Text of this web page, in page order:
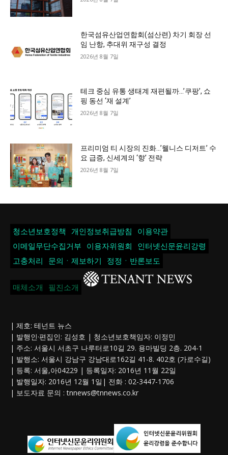
한국섬유산업연합회(섬산련) 차기 회장 선
임 난항, 추대위 재구성 결정
2026년 8월 7일
테크 중심 유통 생태계 재편될까…’쿠팡’, 쇼
핑 동선 ‘재 설계’
2026년 8월 7일
프리미엄 티 시장의 진화…’웰니스 디저트’ 수
요 급증, 신세계의 ‘향’ 전략
2026년 8월 7일
청소년보호정책 개인정보취급방침
이용약관
이메일무단수집거부
이용자위원회
인터넷신문윤리강령
고충처리
문의ㆍ제보하기 정정ㆍ반론보도
매체소개 필진소개
| 제호: 테넌트 뉴스
| 발행인·편집인: 김성호 | 청소년보호책임자: 이정민
| 주소: 서울시 서초구 나루터로10길 29. 용마빌딩 2층. 204-1
| 발행소: 서울시 강남구 강남대로162길 41-8. 402호 (가로수길)
| 등록: 서울,아04229 | 등록일자: 2016년 11월 22일
| 발행일자: 2016년 12월 1일| 전화 : 02-3447-1706
| 보도자료 문의 :tnnews@tnnews.co.kr